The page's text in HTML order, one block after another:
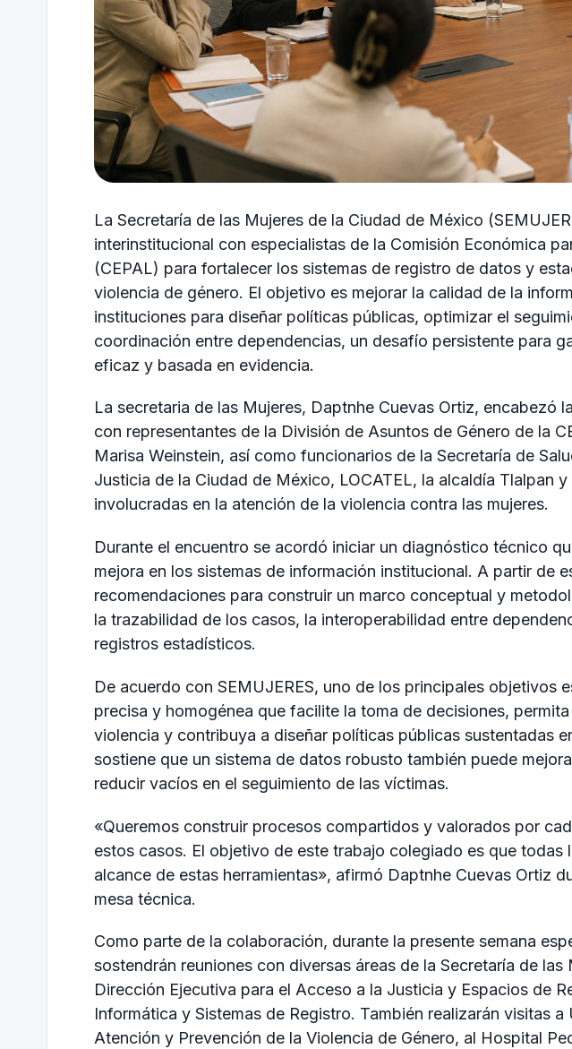
La Secretaría de las Mujeres de la Ciudad de México
interinstitucional con especialistas de la Comisión Económica
(CEPAL) para fortalecer los sistemas de registro de datos y
violencia de género. El objetivo es mejorar la calidad de la
instituciones para diseñar políticas públicas, optimizar el
coordinación entre dependencias, un desafío persistente para
eficaz y basada en evidencia.
La secretaria de las Mujeres, Daptnhe Cuevas Ortiz, encabezó
con representantes de la División de Asuntos de Género de la
Marisa Weinstein, así como funcionarios de la Secretaría de
Justicia de la Ciudad de México, LOCATEL, la alcaldía Tlalpan
involucradas en la atención de la violencia contra las mujeres.
Durante el encuentro se acordó iniciar un diagnóstico técnico
mejora en los sistemas de información institucional. A partir de
recomendaciones para construir un marco conceptual y
la trazabilidad de los casos, la interoperabilidad entre
registros estadísticos.
De acuerdo con SEMUJERES, uno de los principales objetivos
precisa y homogénea que facilite la toma de decisiones,
violencia y contribuya a diseñar políticas públicas sustentadas
sostiene que un sistema de datos robusto también puede
reducir vacíos en el seguimiento de las víctimas.
«Queremos construir procesos compartidos y valorados por
estos casos. El objetivo de este trabajo colegiado es que todas
alcance de estas herramientas», afirmó Daptnhe Cuevas Ortiz
mesa técnica.
Como parte de la colaboración, durante la presente semana
sostendrán reuniones con diversas áreas de la Secretaría de las
Dirección Ejecutiva para el Acceso a la Justicia y Espacios de
Informática y Sistemas de Registro. También realizarán visitas
Atención y Prevención de la Violencia de Género, al Hospital